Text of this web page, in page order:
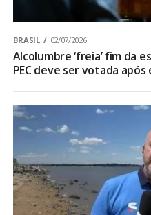
BRASIL 02/07/2026
Alcolumbre ‘freia’ fim da
PEC deve ser votada após